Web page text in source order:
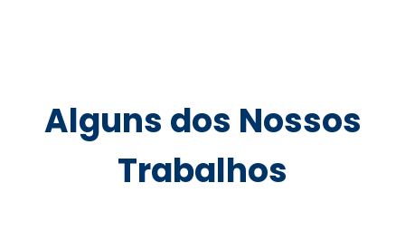
Alguns dos Nossos
Trabalhos